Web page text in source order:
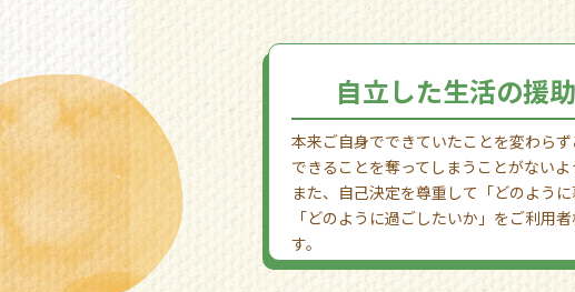
自立した生活の援助
本来ご自身でできていたことを変わら
できることを奪ってしまうことがないよ
また、自己決定を尊重して「どのように
「どのように過ごしたいか」をご利用
す。